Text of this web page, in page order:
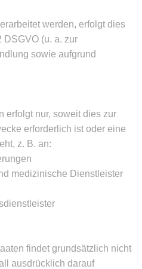
werden, erfolgt dies
DSGVO (u. a. zur
sowie aufgrund
erfolgt nur, soweit dies zur
erforderlich ist oder eine
z. B. an:
medizinische Dienstleister
findet grundsätzlich nicht
ausdrücklich darauf